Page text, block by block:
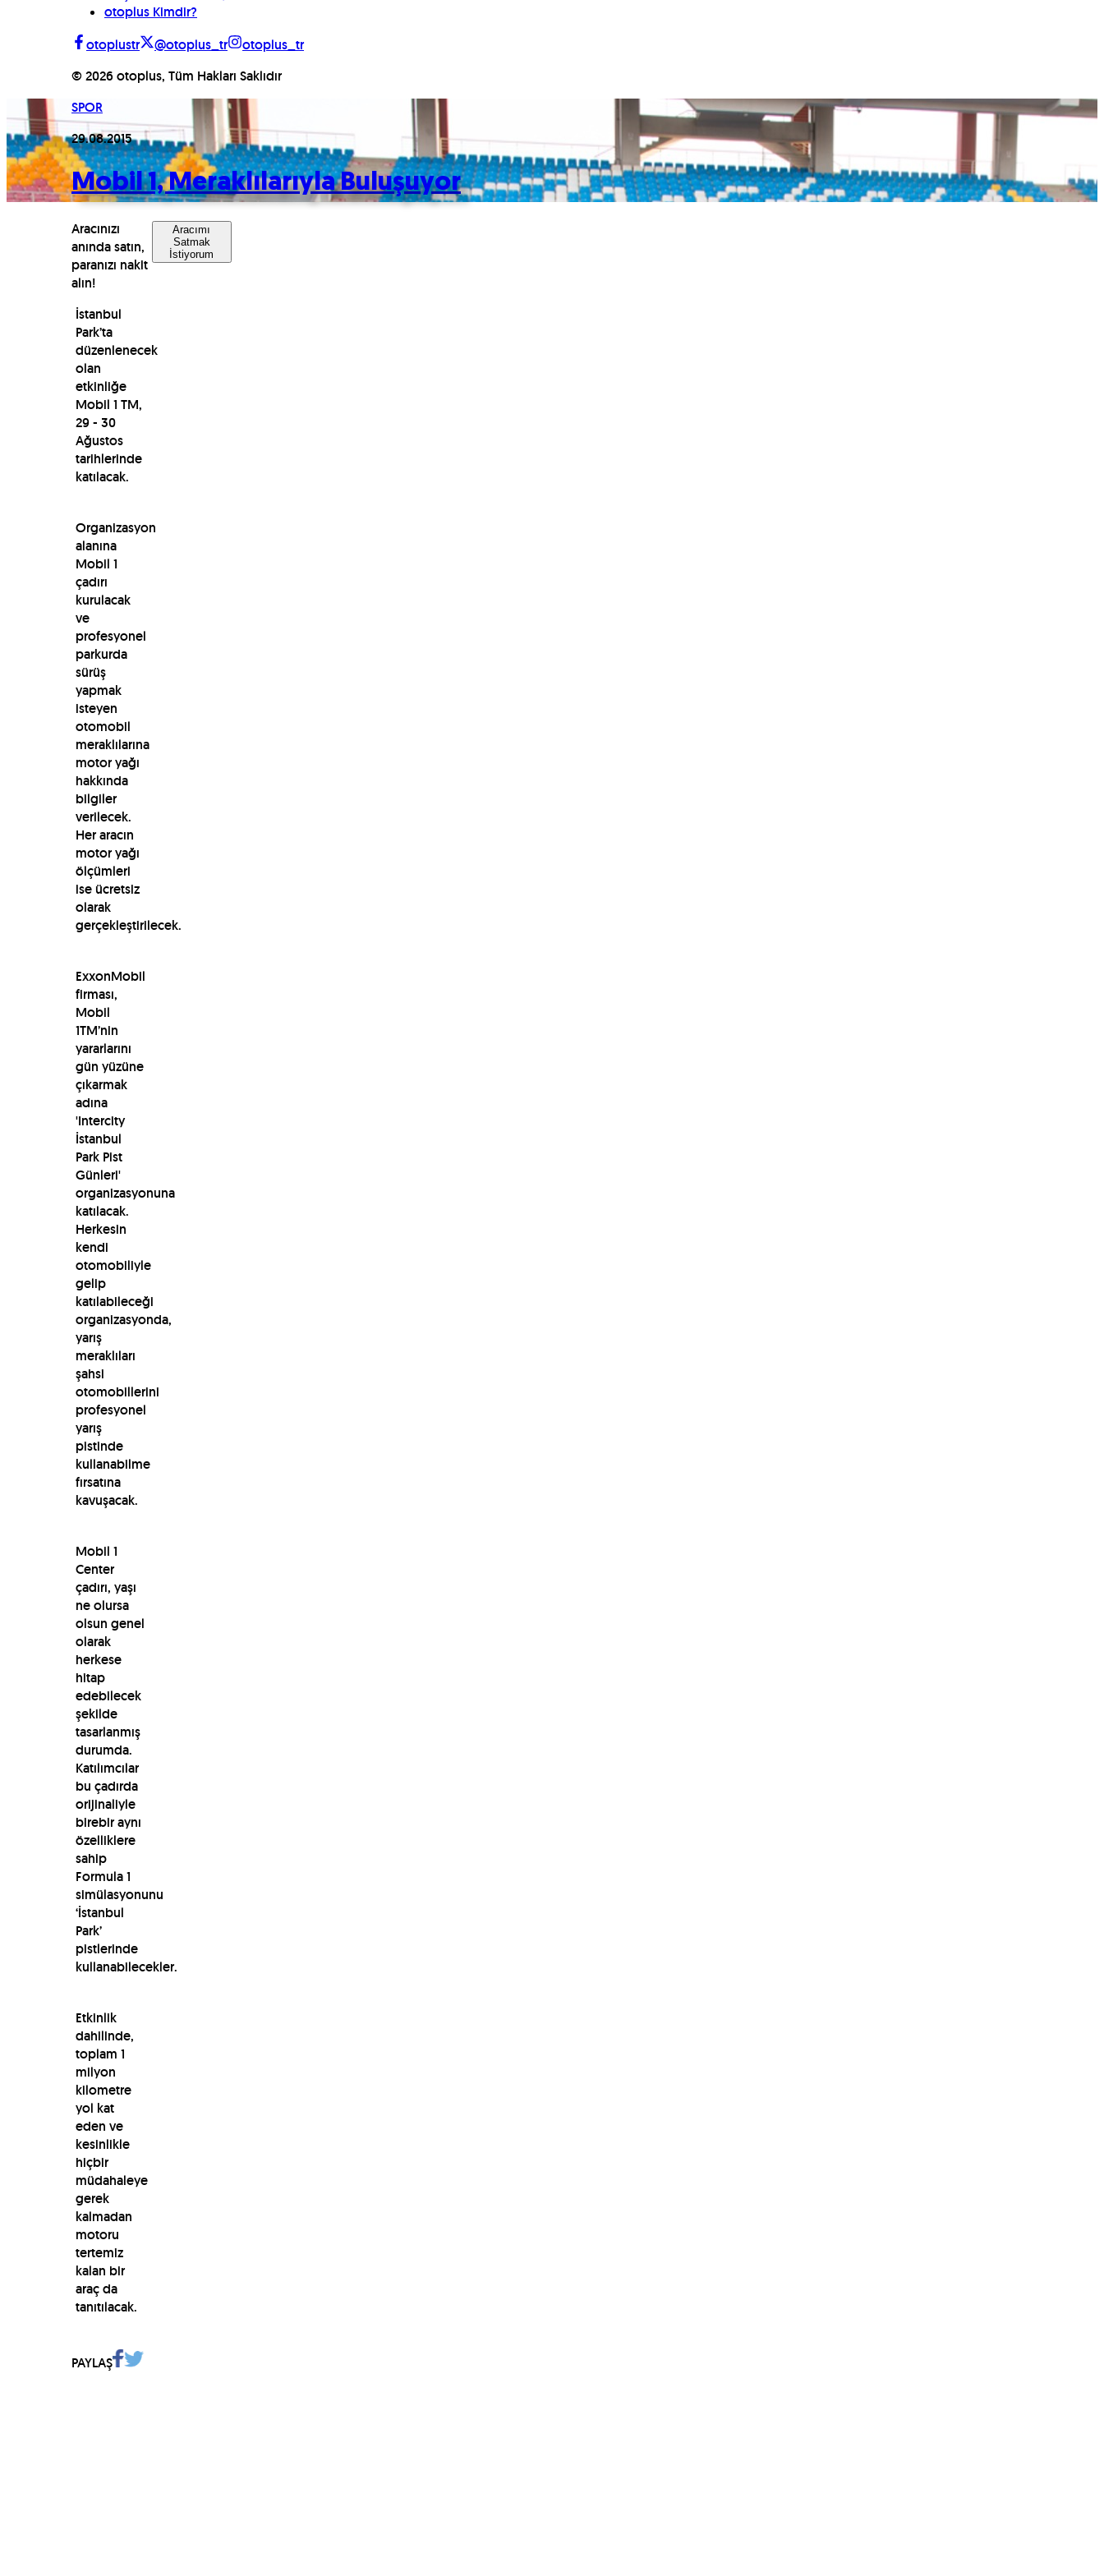
otoplus Kimdir?
otoplustr
@otoplus_tr
otoplus_tr
© 2026 otoplus, Tüm Hakları Saklıdır
SPOR
29.08.2015
Mobil 1, Meraklılarıyla Buluşuyor
Aracınızı
anında satın,
paranızı nakit
alın!
Aracımı
Satmak
İstiyorum
İstanbul
Park’ta
düzenlenecek
olan
etkinliğe
Mobil 1 TM,
29 - 30
Ağustos
tarihlerinde
katılacak.
Organizasyon
alanına
Mobil 1
çadırı
kurulacak
ve
profesyonel
parkurda
sürüş
yapmak
isteyen
otomobil
meraklılarına
motor yağı
hakkında
bilgiler
verilecek.
Her aracın
motor yağı
ölçümleri
ise ücretsiz
olarak
gerçekleştirilecek.
ExxonMobil
firması,
Mobil
1TM’nin
yararlarını
gün yüzüne
çıkarmak
adına
'Intercity
İstanbul
Park Pist
Günleri'
organizasyonuna
katılacak.
Herkesin
kendi
otomobiliyle
gelip
katılabileceği
organizasyonda,
yarış
meraklıları
şahsi
otomobillerini
profesyonel
yarış
pistinde
kullanabilme
fırsatına
kavuşacak.
Mobil 1
Center
çadırı, yaşı
ne olursa
olsun genel
olarak
herkese
hitap
edebilecek
şekilde
tasarlanmış
durumda.
Katılımcılar
bu çadırda
orijinaliyle
birebir aynı
özelliklere
sahip
Formula 1
simülasyonunu
‘İstanbul
Park’
pistlerinde
kullanabilecekler.
Etkinlik
dahilinde,
toplam 1
milyon
kilometre
yol kat
eden ve
kesinlikle
hiçbir
müdahaleye
gerek
kalmadan
motoru
tertemiz
kalan bir
araç da
tanıtılacak.
PAYLAŞ